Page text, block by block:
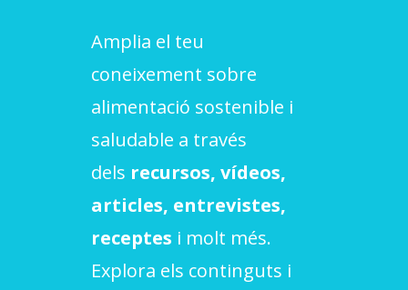
Amplia el teu
coneixement sobre
alimentació sostenible i
saludable a través
dels recursos, vídeos,
articles, entrevistes,
receptes i molt més.
Explora els continguts i
CONEIX FUNDESPLAI